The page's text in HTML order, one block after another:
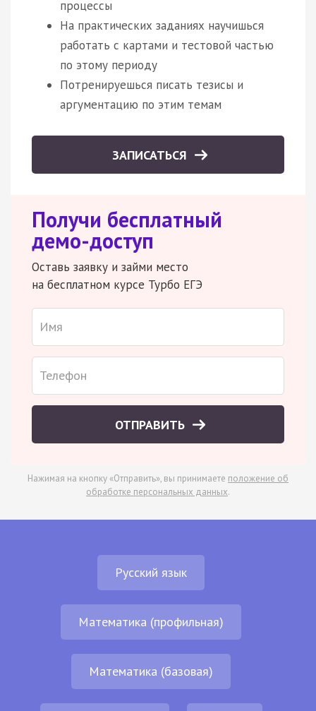
процессы
На практических заданиях научишься
работать с картами и тестовой частью
по этому периоду
Потренируешься писать тезисы и
аргументацию по этим темам
ЗАПИСАТЬСЯ
Получи бесплатный
демо-доступ
Оставь заявку и займи место
на бесплатном курсе Турбо ЕГЭ
ОТПРАВИТЬ
Нажимая на кнопку «Отправить», вы принимаете положение об
обработке персональных данных.
Русский язык
Математика (профильная)
Математика (базовая)